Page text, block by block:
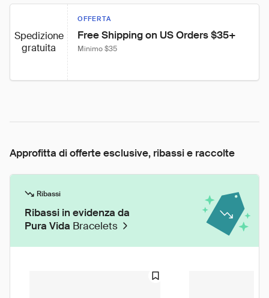
Spedizione
gratuita
OFFERTA
Free Shipping on US Orders $35+
Minimo $35
Approfitta di offerte esclusive, ribassi e raccolte
Ribassi
Ribassi in evidenza da
Pura Vida Bracelets